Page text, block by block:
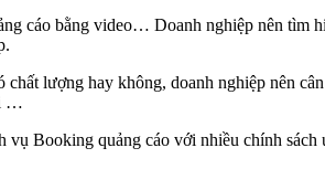
cáo bằng video… Doanh nghiệp nên tìm
lượng hay không, doanh nghiệp nên
…
vụ Booking quảng cáo với nhiều chính sách